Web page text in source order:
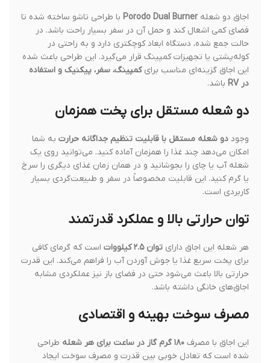
اجاق دو شعلهPorodo Dual Burnerبا طراحی تاشو ساخته شده تا
فضای کمی اشغال کند و حمل آن در سفر بسیار راحت باشد. در
حالت جمع شده، دستگاه ابعاد کوچکتری دارد و به راحتی در
کوله‌پشتی یا تجهیزات کمپینگ قرار می‌گیرد. این طراحی باعث شده
این اجاق گزینه‌ای مناسب برای کمپینگ، سفر، پیکنیک و استفاده
باشد.
دو شعله مستقل برای پخت همزمان
وجوددو شعله مستقل با قابلیت تنظیم جداگانه حرارتبه شما
امکان می‌دهد چند غذا را همزمان آماده کنید. می‌توانید روی یک
شعله آب یا چای را بجوشانید و در همان زمان غذای دیگری را سرخ
یا گرم کنید. این قابلیت مخصوصاً در سفر و طبیعت‌گردی بسیار
کاربردی است.
توان حرارتی بالا و عملکرد قدرتمند
هر شعله این اجاق دارایتوان ۲.۵ کیلووات
است که گرمای کافی
برای پخت سریع غذا یا جوش آوردن آب را فراهم می‌کند. این قدرت
حرارتی بالا باعث می‌شود حتی در فضای باز نیز عملکردی مشابه
اجاق‌های خانگی داشته باشد.
مصرف سوخت بهینه و اقتصادی
این اجاق با مصرف۱۸۰ گرم گاز در ساعت برای هر شعله
طراحی
شده است که تعادل خوبی بین قدرت و مصرف سوخت ایجاد